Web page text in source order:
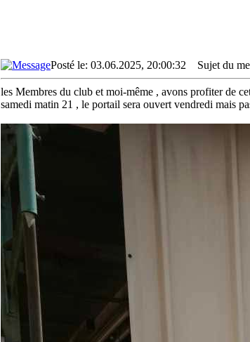
Posté le: 03.06.2025, 20:00:32 Sujet du
les Membres du club et moi-même , avons profiter de
samedi matin 21 , le portail sera ouvert vendredi mais